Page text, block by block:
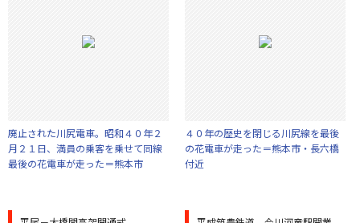
廃止された川尻電車。昭和４０年２
月２１日、満員の乗客を乗せて同線
最後の花電車が走った＝熊本市
４０年の歴史を閉じる川尻線を最後
の花電車が走った＝熊本市・長六橋
付近